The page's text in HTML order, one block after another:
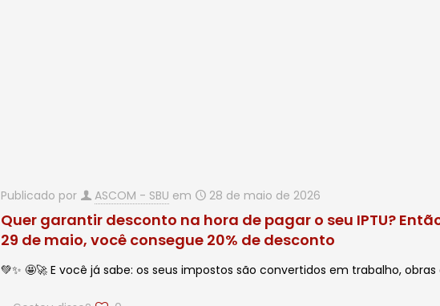
Publicado por ASCOM - SBU em 28 de maio de 2026
Quer garantir desconto na hora de pagar o seu IPTU?
29 de maio, você consegue 20% de desconto
💚✨ 🤩🚀 E você já sabe: os seus impostos são convertidos em trabalho,